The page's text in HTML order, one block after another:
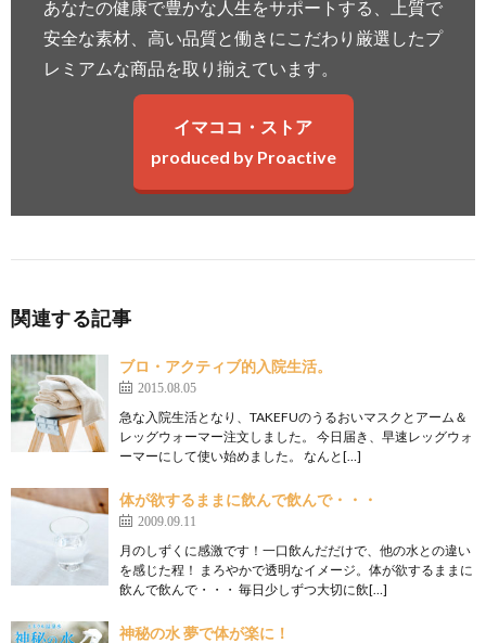
あなたの健康で豊かな人生をサポートする、上質で
安全な素材、高い品質と働きにこだわり厳選したプ
レミアムな商品を取り揃えています。
イマココ・ストア
produced by Proactive
関連する記事
ブロ・アクティブ的入院生活。
2015.08.05
急な入院生活となり、TAKEFUのうるおいマスクとアーム＆
レッグウォーマー注文しました。 今日届き、早速レッグウォ
ーマーにして使い始めました。 なんと[…]
体が欲するままに飲んで飲んで・・・
2009.09.11
月のしずくに感激です！一口飲んだだけで、他の水との違い
を感じた程！ まろやかで透明なイメージ。体が欲するままに
飲んで飲んで・・・ 毎日少しずつ大切に飲[…]
神秘の水 夢で体が楽に！